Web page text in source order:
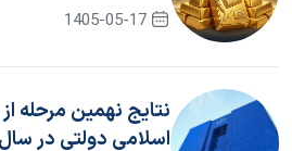
1405-05-17
نتایج نهمین مرحله